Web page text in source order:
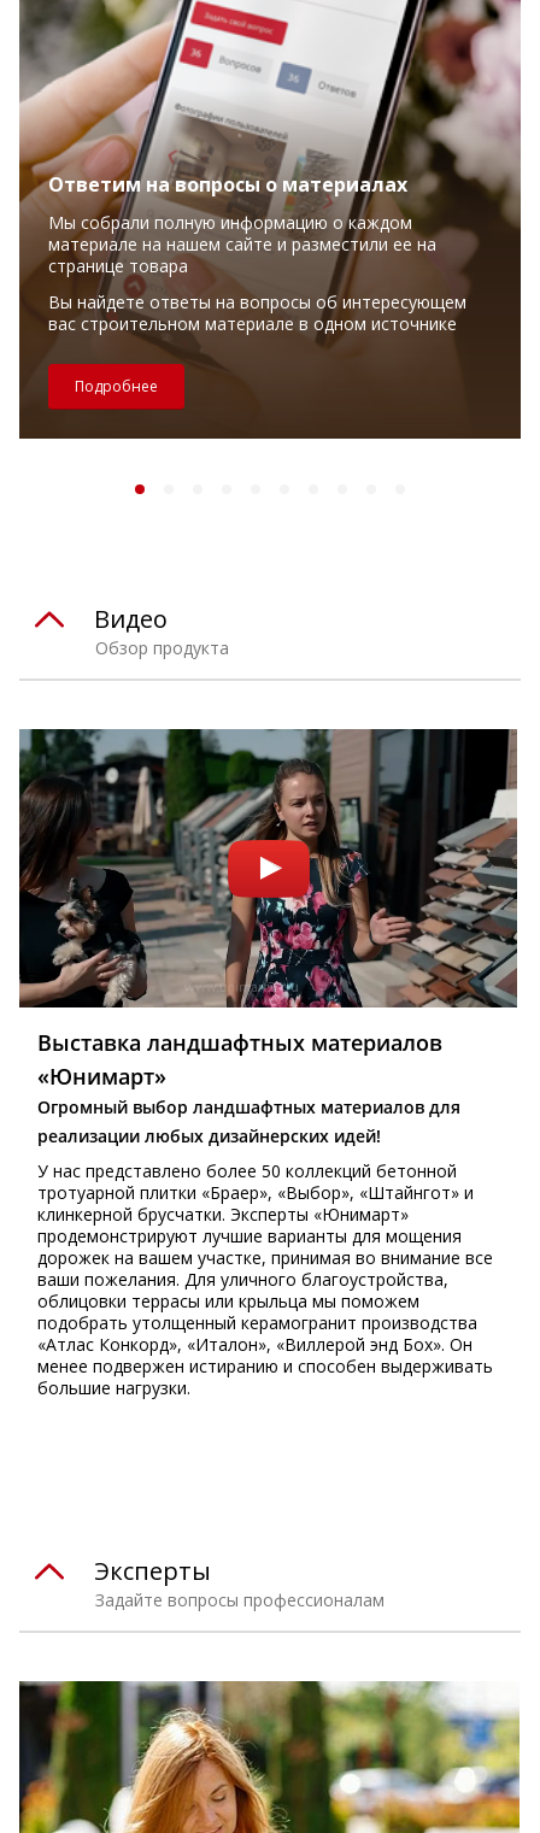
Ответим на вопросы о материалах
Мы собрали полную информацию о каждом
материале на нашем сайте и разместили ее на
странице товара
Вы найдете ответы на вопросы об интересующем
вас строительном материале в одном источнике
Подробнее
Обзор продукта
Видео
Выставка ландшафтных материалов
«Юнимарт»
Огромный выбор ландшафтных материалов для
реализации любых дизайнерских идей!
У нас представлено более 50 коллекций бетонной
тротуарной плитки «Браер», «Выбор», «Штайнгот» и
клинкерной брусчатки. Эксперты «Юнимарт»
продемонстрируют лучшие варианты для мощения
дорожек на вашем участке, принимая во внимание все
ваши пожелания. Для уличного благоустройства,
облицовки террасы или крыльца мы поможем
подобрать утолщенный керамогранит производства
«Атлас Конкорд», «Италон», «Виллерой энд Бох». Он
менее подвержен истиранию и способен выдерживать
большие нагрузки.
Задайте вопросы профессионалам
Эксперты